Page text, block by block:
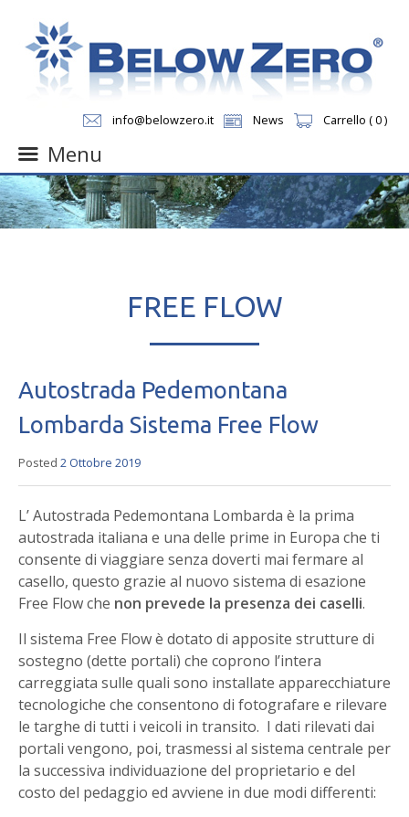
info@belowzero.it News Carrello ( 0 )
Menu
Skip
to
content
FREE FLOW
Autostrada Pedemontana
Lombarda Sistema Free Flow
Posted 2 Ottobre 2019
L’ Autostrada Pedemontana Lombarda è la prima
autostrada italiana e una delle prime in Europa che ti
consente di viaggiare senza doverti mai fermare al
casello, questo grazie al nuovo sistema di esazione
Free Flow che non prevede la presenza dei caselli.
Il sistema Free Flow è dotato di apposite strutture di
sostegno (dette portali) che coprono l’intera
carreggiata sulle quali sono installate apparecchiature
tecnologiche che consentono di fotografare e rilevare
le targhe di tutti i veicoli in transito. I dati rilevati dai
portali vengono, poi, trasmessi al sistema centrale per
la successiva individuazione del proprietario e del
costo del pedaggio ed avviene in due modi differenti: